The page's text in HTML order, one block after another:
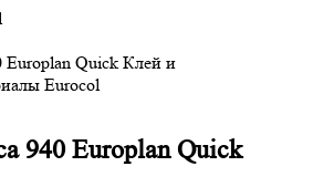
940 Europlan Quick